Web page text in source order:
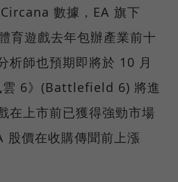
數據，EA 旗下
育遊戲去年包辦產業前十
析師也預期即將於 10 月
雲 6》(Battlefield 6) 將進
在上市前已獲得強勁市場
股價在收購傳聞前上漲